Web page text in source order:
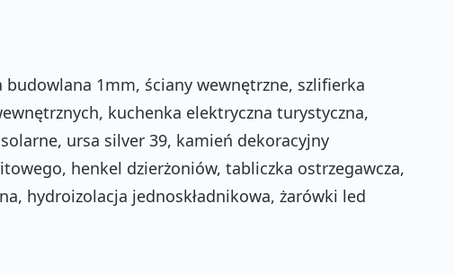
1mm, ściany wewnętrzne, szlifierka
kuchenka elektryczna turystyczna,
ursa silver 39, kamień dekoracyjny
henkel dzierżoniów, tabliczka ostrzegawcza,
hydroizolacja jednoskładnikowa, żarówki led